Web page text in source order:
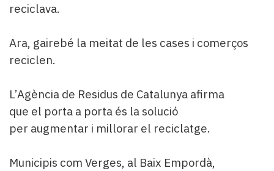
reciclava.
Ara, gairebé la meitat de les cases i comerços
reciclen.
L’Agència de Residus de Catalunya afirma
que el porta a porta és la solució
per augmentar i millorar el reciclatge.
Municipis com Verges, al Baix Empordà,